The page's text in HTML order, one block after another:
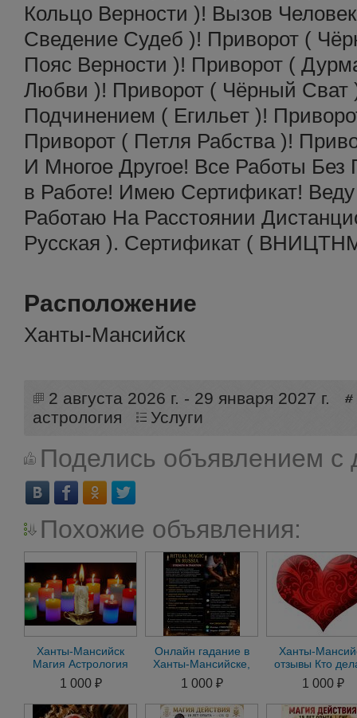
Кольцо Верности )! Вызов
Сведение Судеб )! Приворот (
Пояс Верности )! Приворот (
Любви )! Приворот ( Чёрный Сват
Подчинением ( Егильет )!
Приворот ( Петля Рабства )!
И Многое Другое! Все Работы
в Работе! Имею Сертификат!
Работаю На Расстоянии
Русская ). Сертификат (
Расположение
Ханты-Мансийск
2 августа 2026 г. - 29 января 2027 г.
астрология
Услуги
Поделись объявлением с
Похожие объявления:
Ханты-Мансийск
Магия Астрология
Семейный Приворот
на Любимого
1 000 ₽
Онлайн гадание в
Ханты-Мансийске,
помощь мага.
любовный приворот
1 000 ₽
Ханты-
отзывы Кто
Привороты.
Отвороты.
1 000 ₽